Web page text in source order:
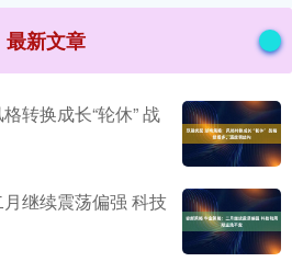
最新文章
转换成长“轮休” 战
继续震荡偏强 科技